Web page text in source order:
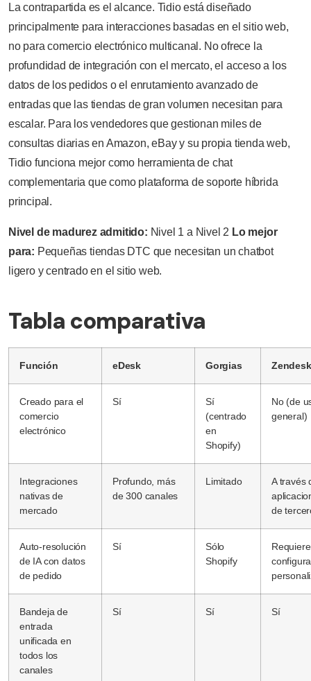
La contrapartida es el alcance. Tidio está diseñado
principalmente para interacciones basadas en el sitio web,
no para comercio electrónico multicanal. No ofrece la
profundidad de integración con el mercato, el acceso a los
datos de los pedidos o el enrutamiento avanzado de
entradas que las tiendas de gran volumen necesitan para
escalar. Para los vendedores que gestionan miles de
consultas diarias en Amazon, eBay y su propia tienda web,
Tidio funciona mejor como herramienta de chat
complementaria que como plataforma de soporte híbrida
principal.
Nivel de madurez admitido: Nivel 1 a Nivel 2 Lo mejor
para: Pequeñas tiendas DTC que necesitan un chatbot
ligero y centrado en el sitio web.
Tabla comparativa
Función eDesk Gorgias Zendesk
Creado para el
comercio
electrónico
Sí
Sí
(centrado
en
Shopify)
No (de
general)
Integraciones
nativas de
mercado
Profundo, más
de 300 canales
Limitado
A través
de
Auto-resolución
de IA con datos
de pedido
Sí
Sólo
Shopify
Requiere
Bandeja de
entrada
unificada en
todos los
canales
Sí Sí Sí